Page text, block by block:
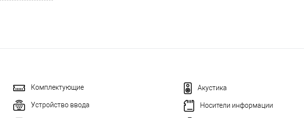
Комплектующие Акустика
Устройство ввода Носители информации